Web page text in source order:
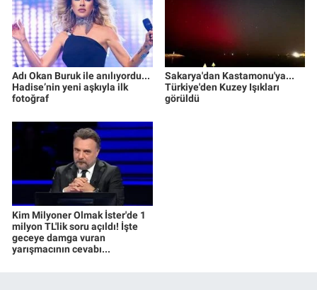
Adı Okan Buruk ile anılıyordu...
Hadise’nin yeni aşkıyla ilk
fotoğraf
Sakarya'dan Kastamonu'ya...
Türkiye'den Kuzey Işıkları
görüldü
Kim Milyoner Olmak İster'de 1
milyon TL'lik soru açıldı! İşte
geceye damga vuran
yarışmacının cevabı...